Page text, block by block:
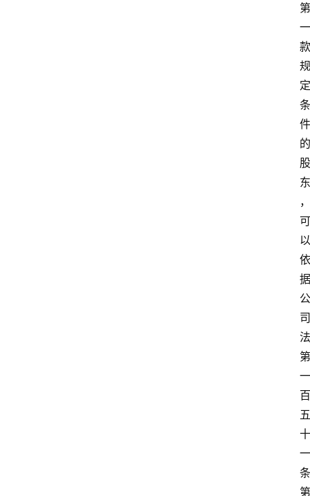
第
一
款
规
定
条
件
的
股
东
，
可
以
依
据
公
司
法
第
一
百
五
十
一
条
第